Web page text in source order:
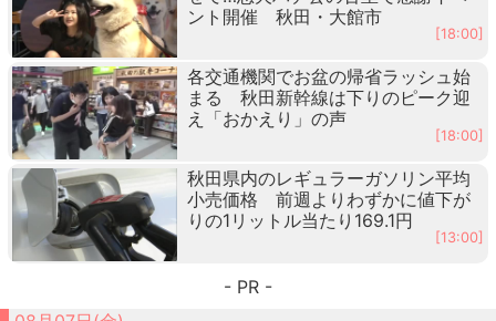
ント開催 秋田・大館市
[18:00]
各交通機関でお盆の帰省ラッシュ始
まる 秋田新幹線は下りのピーク迎
え「おかえり」の声
[18:00]
秋田県内のレギュラーガソリン平均
小売価格 前週よりわずかに値下が
りの1リットル当たり169.1円
[13:00]
- PR -